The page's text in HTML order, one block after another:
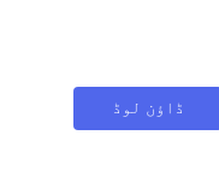
ڈاؤن لوڈ